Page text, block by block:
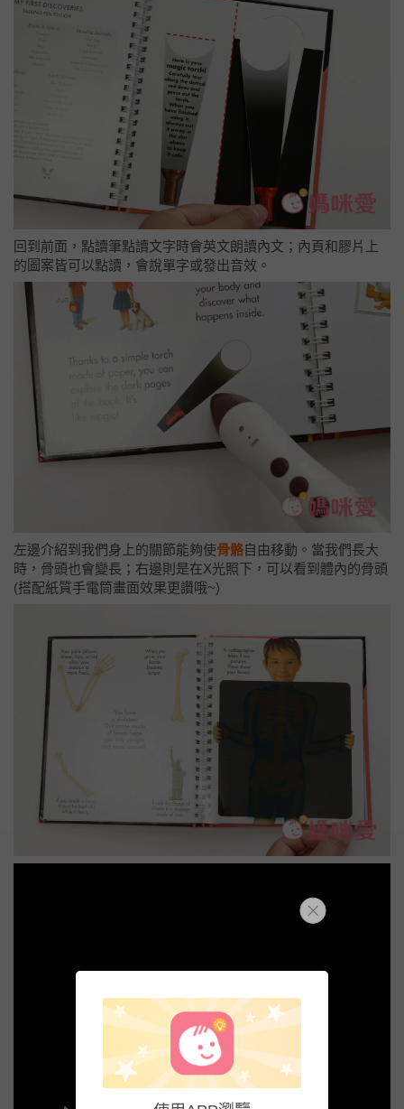
回到前面，點讀筆點讀文字時會英文朗讀內文；內頁和膠片上
的圖案皆可以點讀，會說單字或發出音效。
左邊介紹到我們身上的關節能夠使骨骼自由移動。當我們長大
時，骨頭也會變長；右邊則是在X光照下，可以看到體內的骨頭
(搭配紙質手電筒畫面效果更讚哦~)